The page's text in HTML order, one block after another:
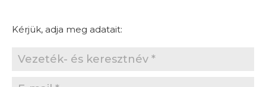
Kérjük, adja meg adatait: